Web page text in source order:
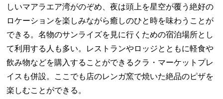
しいマアラエア湾がのぞめ、夜は頭上を星空が覆う絶好の
ロケーションを楽しみながら癒しのひと時を味わうことが
できる。名物のサンライズを見に行くための宿泊場所とし
て利用する人も多い。レストランやロッジとともに軽食や
飲み物などを購入することができるクラ・マーケットプレ
イスも併設。ここでも店のレンガ窯で焼いた絶品のピザを
楽しむことができる。